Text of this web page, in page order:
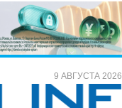
9 АВГУСТА 2026